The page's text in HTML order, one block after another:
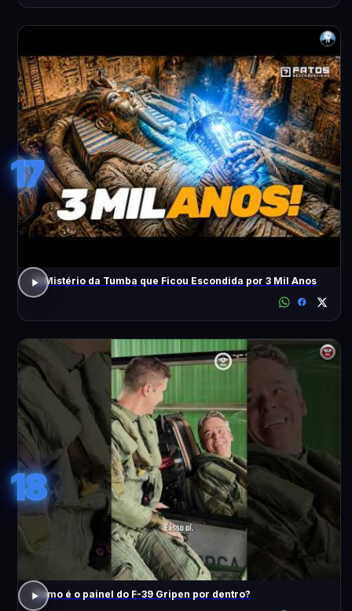
17
O Mistério da Tumba que Ficou Escondida por 3 Mil Anos
18
Como é o painel do F-39 Gripen por dentro?